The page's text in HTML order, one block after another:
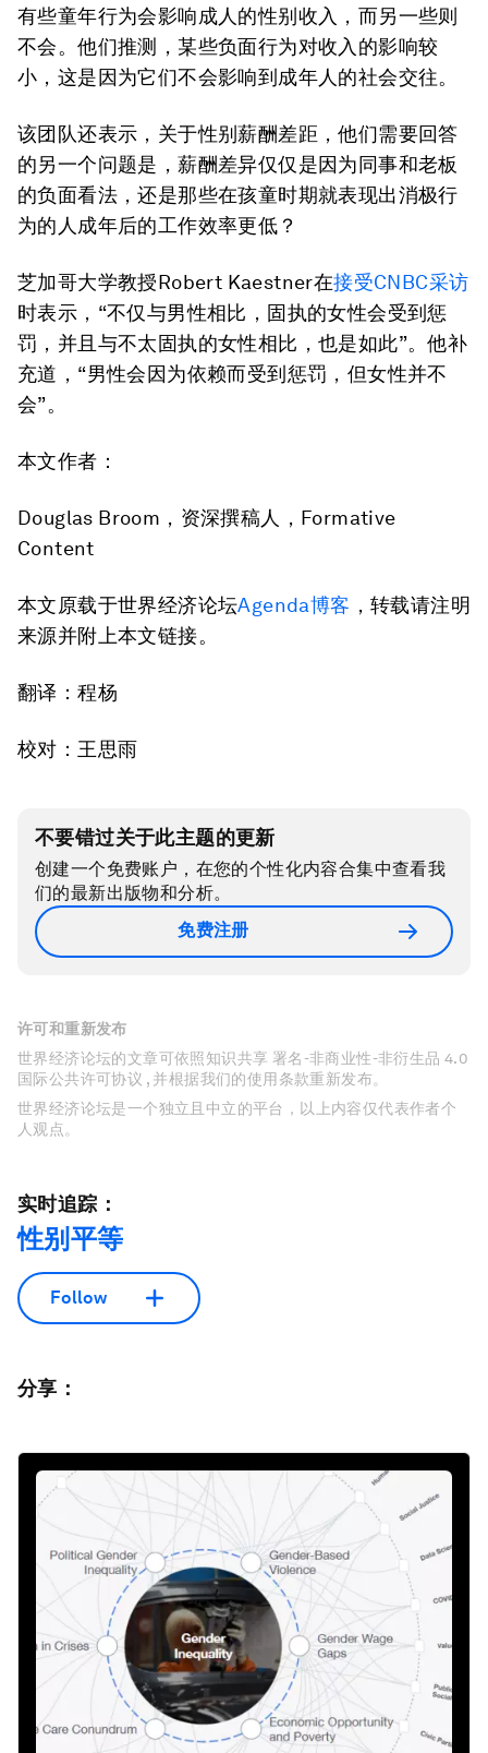
有些童年行为会影响成人的性别收入，而另一些则
不会。他们推测，某些负面行为对收入的影响较
小，这是因为它们不会影响到成年人的社会交往。
该团队还表示，关于性别薪酬差距，他们需要回答
的另一个问题是，薪酬差异仅仅是因为同事和老板
的负面看法，还是那些在孩童时期就表现出消极行
为的人成年后的工作效率更低？
芝加哥大学教授Robert Kaestner在接受CNBC采访
时表示，“不仅与男性相比，固执的女性会受到惩
罚，并且与不太固执的女性相比，也是如此”。他补
充道，“男性会因为依赖而受到惩罚，但女性并不
会”。
本文作者：
Douglas Broom，资深撰稿人，Formative
Content
本文原载于世界经济论坛Agenda博客 ，转载请注明
来源并附上本文链接。
翻译：程杨
校对：王思雨
不要错过关于此主题的更新
创建一个免费账户，在您的个性化内容合集中查看我
们的最新出版物和分析。
免费注册
许可和重新发布
世界经济论坛的文章可依照知识共享 署名-非商业性-非衍生品 4.0
国际公共许可协议 , 并根据我们的使用条款重新发布。
世界经济论坛是一个独立且中立的平台，以上内容仅代表作者个
人观点。
实时追踪：
性别平等
Follow
分享：